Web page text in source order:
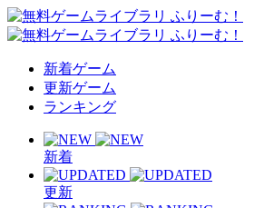
新着ゲーム
更新ゲーム
ランキング
新着
更新